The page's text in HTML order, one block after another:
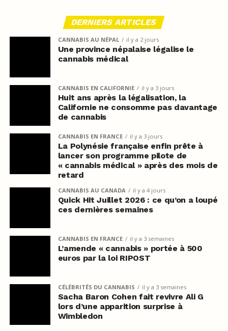
DERNIERS ARTICLES
CANNABIS AU NÉPAL il y a 2 jours
Une province népalaise légalise le
cannabis médical
CANNABIS EN CALIFORNIE il y a 3 jours
Huit ans après la légalisation, la
Californie ne consomme pas davantage
de cannabis
CANNABIS EN FRANCE il y a 3 jours
La Polynésie française enfin prête à
lancer son programme pilote de
« cannabis médical » après des mois de
retard
CANNABIS AU CANADA il y a 4 jours
Quick Hit Juillet 2026 : ce qu’on a loupé
ces dernières semaines
CANNABIS EN FRANCE il y a 3 semaines
L’amende « cannabis » portée à 500
euros par la loi RIPOST
CÉLÉBRITÉS DU CANNABIS il y a 3 semaines
Sacha Baron Cohen fait revivre Ali G
lors d’une apparition surprise à
Wimbledon